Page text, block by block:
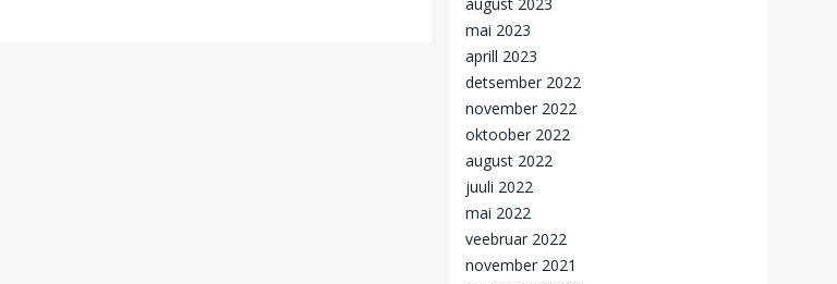
mai 2023
aprill 2023
detsember 2022
november 2022
oktoober 2022
august 2022
juuli 2022
mai 2022
veebruar 2022
november 2021